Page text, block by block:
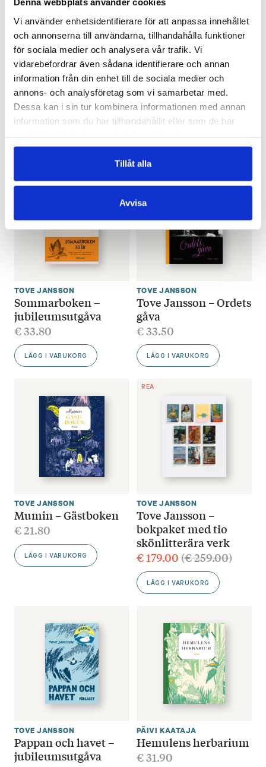
Vi använder enhetsidentifierare för att anpassa innehållet
och annonserna till användarna, tillhandahålla funktioner
för sociala medier och analysera vår trafik. Vi
vidarebefordrar även sådana identifierare och annan
information från din enhet till de sociala medier och
annons- och analysföretag som vi samarbetar med.
Dessa kan i sin tur kombinera informationen med annan
information som du har tillhandahållit eller som de har
Tillåt alla
Avvisa
TOVE JANSSON
Mumin och Lilla My
upptäcker: Familj och
vänner
€9.80
TOVE JANSSON
Mumin och Lilla My
upptäcker: Känslor
€ 9.80
TOVE JANSSON
Sommarboken –
jubileumsutgåva
€33.80
LÄGG I VARUKORG
TOVE JANSSON
Tove Jansson – Ordets
gåva
€33.50
LÄGG I VARUKORG
TOVE JANSSON
Mumin – Gästboken
€21.80
LÄGG I VARUKORG
REA
TOVE JANSSON
Tove Jansson –
bokpaket med tio
skönlitterära verk
€179.00(€259.00)
LÄGG I VARUKORG
TOVE JANSSON
Pappan och havet –
jubileumsutgåva
PÄIVI KAATAJA
Hemulens herbarium
€31.90